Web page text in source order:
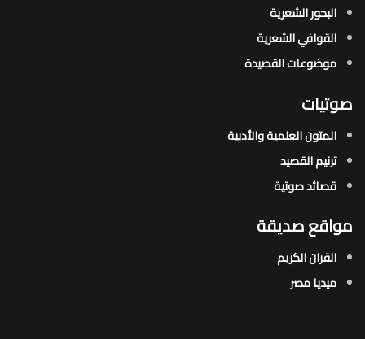
البحور الشعرية​
القوافي الشعرية​
موضوعات القصيدة​
صوتيات
المتون العلمية والأدبية
ترنيم القصيد
قصائد صوتية
مواقع صديقة
القران الكريم
ميديا مصر